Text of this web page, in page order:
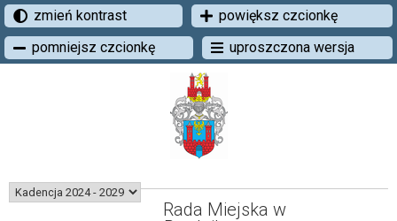
zmień kontrast
powiększ czcionkę
pomniejsz czcionkę
uproszczona wersja
Rada Miejska w